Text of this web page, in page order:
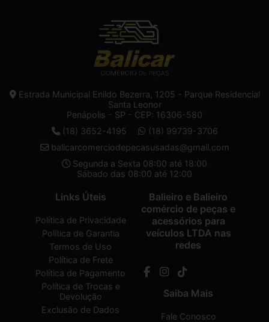
Estrada Municipal Enildo Bezerra, 1205 - Parque Residencial
Santa Leonor
Penápolis - SP - CEP: 16306-580
(18) 3652-4195
(18) 99739-3706
balicarcomerciodepecasusadas@gmail.com
Segunda a Sexta 08:00 até 18:00
Sábado das 08:00 até 12:00
Links Úteis
Política de Privacidade
Política de Garantia
Termos de Uso
Política de Frete
Política de Pagamento
Política de Trocas e
Devolução
Exclusão de Dados
Balieiro e Balieiro
comércio de peças e
acessórios para
veículos LTDA nas
redes
Saiba Mais
Fale Conosco